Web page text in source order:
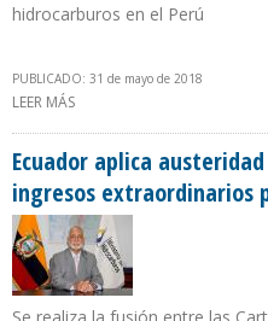
hidrocarburos en el Perú
PUBLICADO: 31 de mayo de 2018
LEER MÁS
Ecuador aplica
ingresos extraordinarios